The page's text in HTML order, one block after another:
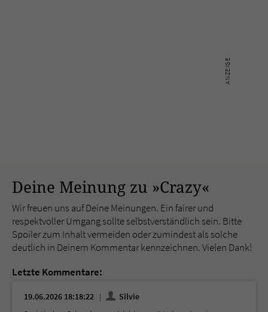
Deine Meinung zu »Crazy«
Wir freuen uns auf Deine Meinungen. Ein fairer und
respektvoller Umgang sollte selbstverständlich sein. Bitte
Spoiler zum Inhalt vermeiden oder zumindest als solche
deutlich in Deinem Kommentar kennzeichnen. Vielen Dank!
Letzte Kommentare:
19.06.2026 18:18:22
Silvie